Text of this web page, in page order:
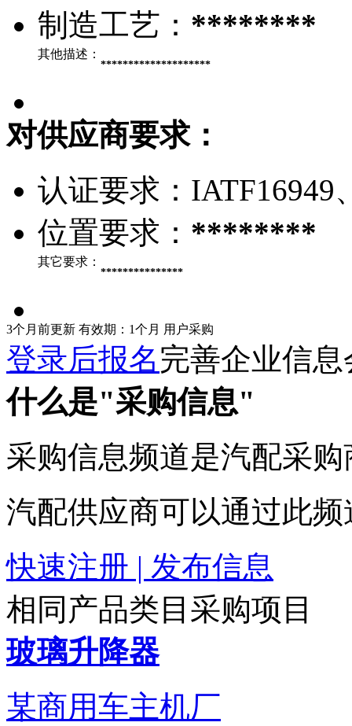
制造工艺： ********
其他描述：
********************
对供应商要求：
认证要求： IATF16949
位置要求： ********
其它要求：
***************
3个月前更新 有效期：1个月 用户采购
登录后报名完善企业信
什么是"采购信息"
采购信息频道是汽配采
汽配供应商可以通过此
快速注册 | 发布信息
相同产品类目采购项目
玻璃升降器
某商用车主机厂